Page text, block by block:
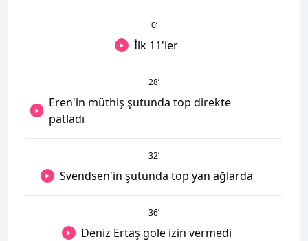
0’
İlk 11'ler
28’
Eren'in müthiş şutunda top direkte
patladı
32’
Svendsen'in şutunda top yan ağlarda
36’
Deniz Ertaş gole izin vermedi